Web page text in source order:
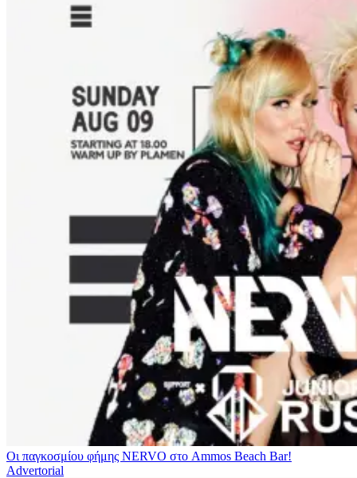
Οι παγκοσμίου φήμης NERVO στο Ammos Beach Bar!
Advertorial